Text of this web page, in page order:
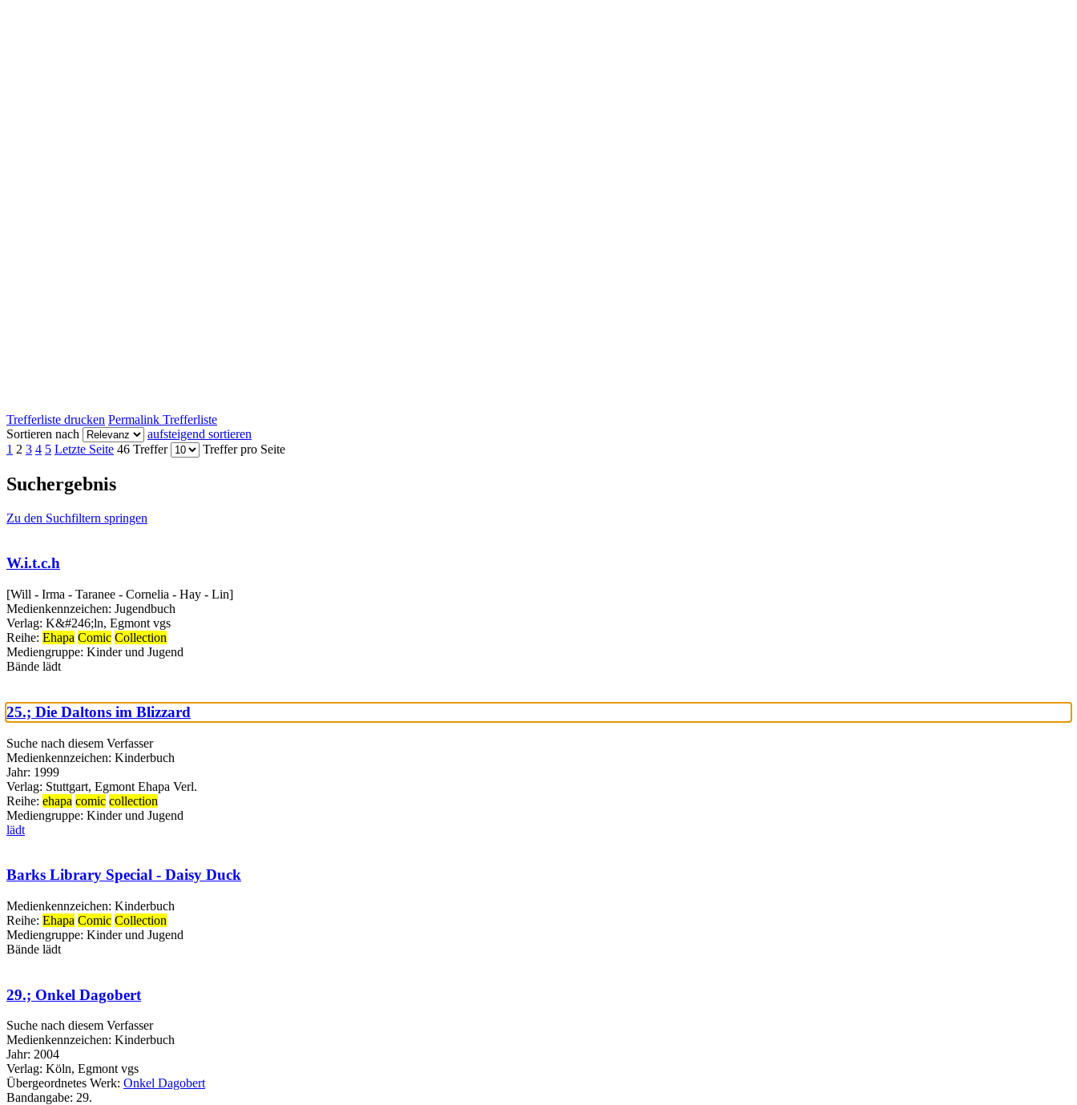
Trefferliste drucken Permalink Trefferliste
Sortieren nach
aufsteigend sortieren
1 2 3 4 5 Letzte Seite 46 Treffer Treffer pro Seite
Suchergebnis
Zu den Suchfiltern springen
W.i.t.c.h
[Will - Irma - Taranee - Cornelia - Hay - Lin]
Medienkennzeichen: Jugendbuch
Verlag: K&#246;ln, Egmont vgs
Reihe: Ehapa Comic Collection
Mediengruppe: Kinder und Jugend
Bände lädt
25.; Die Daltons im Blizzard
Suche nach diesem Verfasser
Medienkennzeichen: Kinderbuch
Jahr: 1999
Verlag: Stuttgart, Egmont Ehapa Verl.
Reihe: ehapa comic collection
Mediengruppe: Kinder und Jugend
lädt
Barks Library Special - Daisy Duck
Medienkennzeichen: Kinderbuch
Reihe: Ehapa Comic Collection
Mediengruppe: Kinder und Jugend
Bände lädt
29.; Onkel Dagobert
Suche nach diesem Verfasser
Medienkennzeichen: Kinderbuch
Jahr: 2004
Verlag: Köln, Egmont vgs
Übergeordnetes Werk: Onkel Dagobert
Bandangabe: 29.